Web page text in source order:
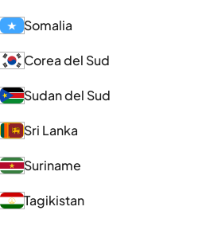
Somalia
Corea del Sud
Sudan del Sud
Sri Lanka
Suriname
Tagikistan